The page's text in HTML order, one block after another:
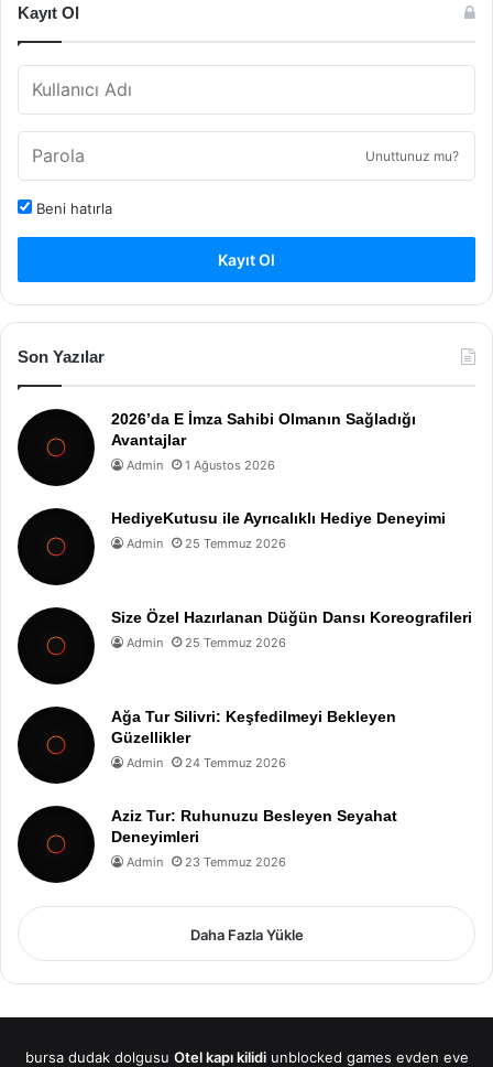
Kayıt Ol
Unuttunuz mu?
Beni hatırla
Kayıt Ol
Son Yazılar
2026’da E İmza Sahibi Olmanın Sağladığı
Avantajlar
Admin 1 Ağustos 2026
HediyeKutusu ile Ayrıcalıklı Hediye Deneyimi
Admin 25 Temmuz 2026
Size Özel Hazırlanan Düğün Dansı Koreografileri
Admin 25 Temmuz 2026
Ağa Tur Silivri: Keşfedilmeyi Bekleyen
Güzellikler
Admin 24 Temmuz 2026
Aziz Tur: Ruhunuzu Besleyen Seyahat
Deneyimleri
Admin 23 Temmuz 2026
Daha Fazla Yükle
bursa dudak dolgusu Otel kapı kilidi unblocked games evden eve